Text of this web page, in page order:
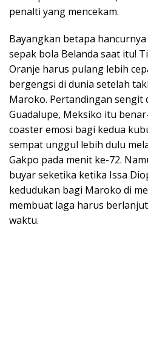
penalti yang mencekam.
Bayangkan betapa
sepak bola Belanda saat itu!
Oranje harus pulang lebih
bergengsi di dunia setelah
Maroko. Pertandingan sengit
Guadalupe, Meksiko itu
coaster emosi bagi kedua
sempat unggul lebih dulu
Gakpo pada menit ke-72.
buyar seketika ketika Issa
kedudukan bagi Maroko di
membuat laga harus
waktu.